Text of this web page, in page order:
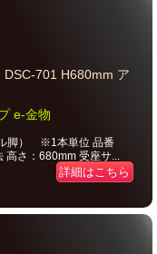
DSC-701 H680mm ア
e-金物
脚） ※1本単位 品番
高さ：680mm 受座サ...
詳細はこちら